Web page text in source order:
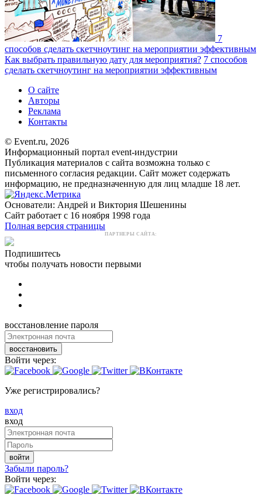
7
способов сделать скетчноутинг на мероприятии эффективным
Как выбрать правильную дату для мероприятия? 7 способов
сделать скетчноутинг на мероприятии эффективным
О сайте
Авторы
Реклама
Контакты
© Event.ru, 2026
Информационный портал event-индустрии
Публикация материалов с сайта возможна только с
письменного согласия редакции. Сайт может содержать
информацию, не предназначенную для лиц младше 18 лет.
Основатели: Андрей и Виктория Шешенины
Сайт работает с 16 ноября 1998 года
Полная версия страницы
ПАРТНЕРЫ САЙТА:
Подпишитесь
чтобы получать новости первыми
восстановление пароля
восстановить
Войти через:
Уже регистрировались?
вход
вход
войти
Забыли пароль?
Войти через: